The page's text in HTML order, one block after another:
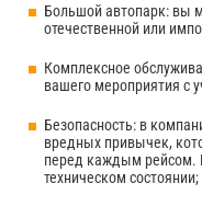
Большой автопарк: вы
отечественной или
Комплексное
вашего мероприятия с
Безопасность: в
вредных привычек,
перед каждым рейсом.
техническом состоянии;